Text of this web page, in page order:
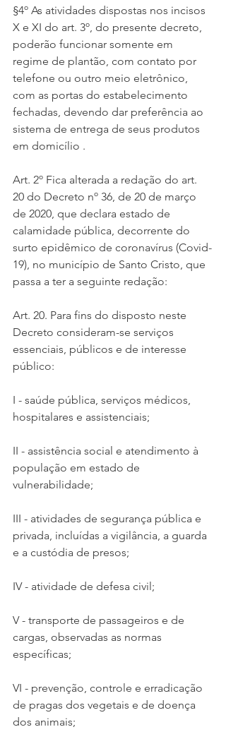
§4º As atividades dispostas nos incisos
X e XI do art. 3º, do presente decreto,
poderão funcionar somente em
regime de plantão, com contato por
telefone ou outro meio eletrônico,
com as portas do estabelecimento
fechadas, devendo dar preferência ao
sistema de entrega de seus produtos
em domicílio .
Art. 2º Fica alterada a redação do art.
20 do Decreto nº 36, de 20 de março
de 2020, que declara estado de
calamidade pública, decorrente do
surto epidêmico de coronavírus (Covid-
19), no município de Santo Cristo, que
passa a ter a seguinte redação:
Art. 20. Para fins do disposto neste
Decreto consideram-se serviços
essenciais, públicos e de interesse
público:
I - saúde pública, serviços médicos,
hospitalares e assistenciais;
II - assistência social e atendimento à
população em estado de
vulnerabilidade;
III - atividades de segurança pública e
privada, incluídas a vigilância, a guarda
e a custódia de presos;
IV - atividade de defesa civil;
V - transporte de passageiros e de
cargas, observadas as normas
específicas;
VI - prevenção, controle e erradicação
de pragas dos vegetais e de doença
dos animais;